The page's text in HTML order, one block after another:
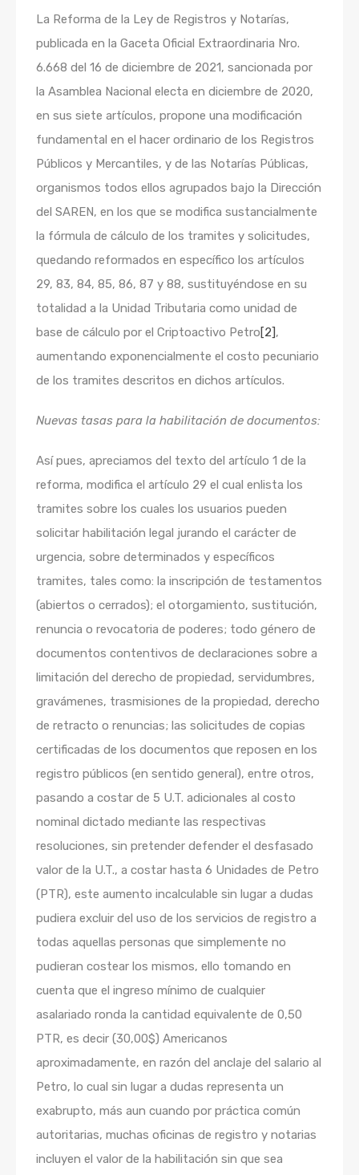
La Reforma de la Ley de Registros y Notarías,
publicada en la Gaceta Oficial Extraordinaria Nro.
6.668 del 16 de diciembre de 2021, sancionada por
la Asamblea Nacional electa en diciembre de 2020,
en sus siete artículos, propone una modificación
fundamental en el hacer ordinario de los Registros
Públicos y Mercantiles, y de las Notarías Públicas,
organismos todos ellos agrupados bajo la Dirección
del SAREN, en los que se modifica sustancialmente
la fórmula de cálculo de los tramites y solicitudes,
quedando reformados en específico los artículos
29, 83, 84, 85, 86, 87 y 88, sustituyéndose en su
totalidad a la Unidad Tributaria como unidad de
base de cálculo por el Criptoactivo Petro[2],
aumentando exponencialmente el costo pecuniario
de los tramites descritos en dichos artículos.
Nuevas tasas para la habilitación de documentos:
Así pues, apreciamos del texto del artículo 1 de la
reforma, modifica el artículo 29 el cual enlista los
tramites sobre los cuales los usuarios pueden
solicitar habilitación legal jurando el carácter de
urgencia, sobre determinados y específicos
tramites, tales como: la inscripción de testamentos
(abiertos o cerrados); el otorgamiento, sustitución,
renuncia o revocatoria de poderes; todo género de
documentos contentivos de declaraciones sobre a
limitación del derecho de propiedad, servidumbres,
gravámenes, trasmisiones de la propiedad, derecho
de retracto o renuncias; las solicitudes de copias
certificadas de los documentos que reposen en los
registro públicos (en sentido general), entre otros,
pasando a costar de 5 U.T. adicionales al costo
nominal dictado mediante las respectivas
resoluciones, sin pretender defender el desfasado
valor de la U.T., a costar hasta 6 Unidades de Petro
(PTR), este aumento incalculable sin lugar a dudas
pudiera excluir del uso de los servicios de registro a
todas aquellas personas que simplemente no
pudieran costear los mismos, ello tomando en
cuenta que el ingreso mínimo de cualquier
asalariado ronda la cantidad equivalente de 0,50
PTR, es decir (30,00$) Americanos
aproximadamente, en razón del anclaje del salario al
Petro, lo cual sin lugar a dudas representa un
exabrupto, más aun cuando por práctica común
autoritarias, muchas oficinas de registro y notarias
incluyen el valor de la habilitación sin que sea